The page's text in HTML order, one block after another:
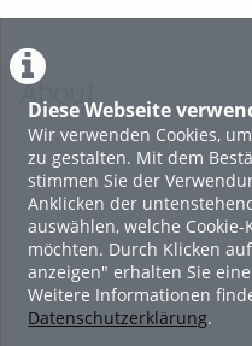
Diese Webseite
Wir verwenden Cookies,
zu gestalten. Mit dem
stimmen Sie der
Anklicken der
auswählen, welche
möchten. Durch Klicken
anzeigen" erhalten Sie
Weitere Informationen
Datenschutzerklärung.
About